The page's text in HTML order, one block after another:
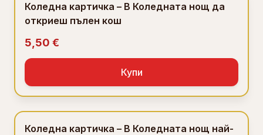
Коледна картичка – В Коледната нощ да
откриеш пълен кош
5,50 €
Купи
Коледна картичка – В Коледната нощ най-